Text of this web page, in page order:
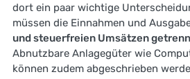
dort ein paar wichtige
müssen die Einnahmen und
und steuerfreien Umsätzen
Abnutzbare Anlagegüter wie
können zudem abgeschrieben